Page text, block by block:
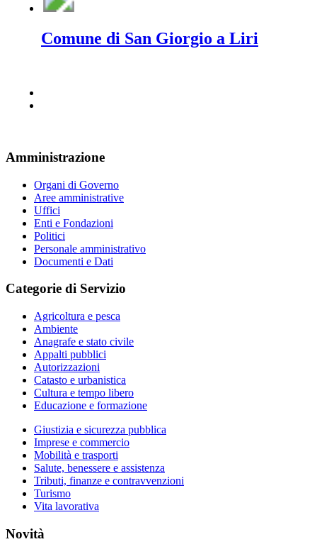
Comune di San Giorgio a Liri
Amministrazione
Organi di Governo
Aree amministrative
Uffici
Enti e Fondazioni
Politici
Personale amministrativo
Documenti e Dati
Categorie di Servizio
Agricoltura e pesca
Ambiente
Anagrafe e stato civile
Appalti pubblici
Autorizzazioni
Catasto e urbanistica
Cultura e tempo libero
Educazione e formazione
Giustizia e sicurezza pubblica
Imprese e commercio
Mobilità e trasporti
Salute, benessere e assistenza
Tributi, finanze e contravvenzioni
Turismo
Vita lavorativa
Novità